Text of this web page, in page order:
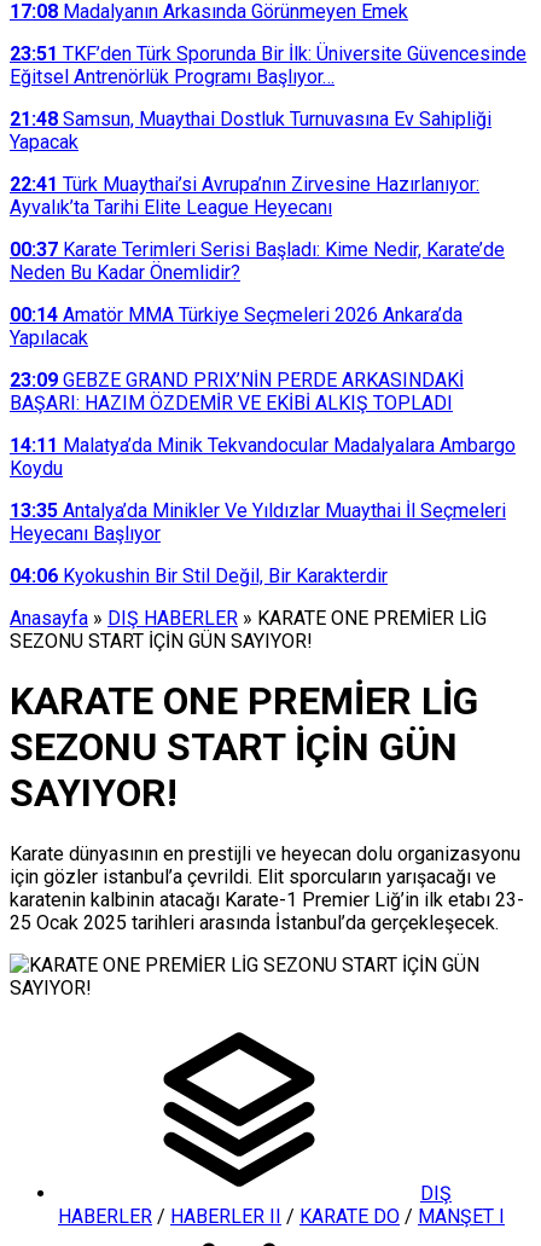
17:08 Madalyanın Arkasında Görünmeyen Emek
23:51 TKF’den Türk Sporunda Bir İlk: Üniversite Güvencesinde
Eğitsel Antrenörlük Programı Başlıyor…
21:48 Samsun, Muaythai Dostluk Turnuvasına Ev Sahipliği
Yapacak
22:41 Türk Muaythai’si Avrupa’nın Zirvesine Hazırlanıyor:
Ayvalık’ta Tarihi Elite League Heyecanı
00:37 Karate Terimleri Serisi Başladı: Kime Nedir, Karate’de
Neden Bu Kadar Önemlidir?
00:14 Amatör MMA Türkiye Seçmeleri 2026 Ankara’da
Yapılacak
23:09 GEBZE GRAND PRIX’NİN PERDE ARKASINDAKİ
BAŞARI: HAZIM ÖZDEMİR VE EKİBİ ALKIŞ TOPLADI
14:11 Malatya’da Minik Tekvandocular Madalyalara Ambargo
Koydu
13:35 Antalya’da Minikler Ve Yıldızlar Muaythai İl Seçmeleri
Heyecanı Başlıyor
04:06 Kyokushin Bir Stil Değil, Bir Karakterdir
Anasayfa » DIŞ HABERLER » KARATE ONE PREMİER LİG
SEZONU START İÇİN GÜN SAYIYOR!
KARATE ONE PREMİER LİG
SEZONU START İÇİN GÜN
SAYIYOR!
Karate dünyasının en prestijli ve heyecan dolu organizasyonu
için gözler istanbul’a çevrildi. Elit sporcuların yarışacağı ve
karatenin kalbinin atacağı Karate-1 Premier Liğ’in ilk etabı 23-
25 Ocak 2025 tarihleri arasında İstanbul’da gerçekleşecek.
DIŞ
HABERLER / HABERLER II / KARATE DO / MANŞET I